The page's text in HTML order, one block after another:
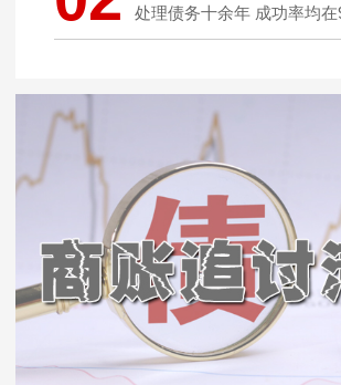
处理债务十余年 成功率均在